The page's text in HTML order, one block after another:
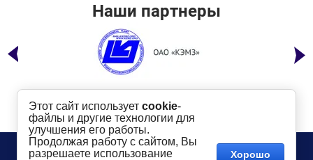
Наши партнеры
Телефон:8 (49232) 6-96-00
Адрес: г. Ковров, ул. Маяковского, 19
Сайт создан в:
megagroup.ru
Этот сайт использует cookie-
файлы и другие технологии для
улучшения его работы.
Продолжая работу с сайтом, Вы
разрешаете использование
Хорошо